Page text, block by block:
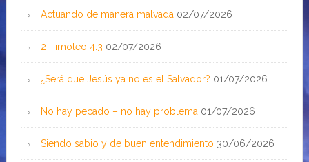
Actuando de manera malvada 02/07/2026
2 Timoteo 4:3 02/07/2026
¿Será que Jesús ya no es el Salvador? 01/07/2026
No hay pecado – no hay problema 01/07/2026
Siendo sabio y de buen entendimiento 30/06/2026